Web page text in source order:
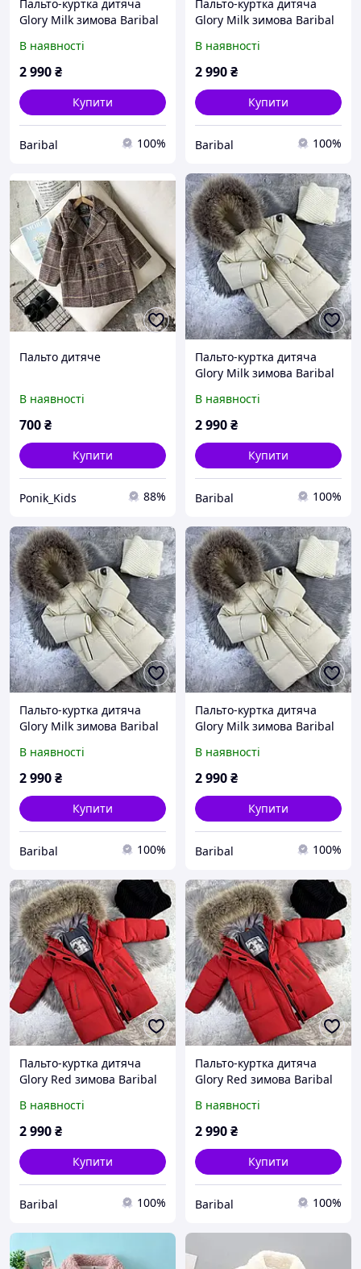
Пальто-куртка дитяча
Glory Milk зимова Baribal
В наявності
2 990₴
Купити
Baribal 100%
Пальто-куртка дитяча
Glory Milk зимова Baribal
В наявності
2 990₴
Купити
Baribal 100%
Пальто дитяче
В наявності
700₴
Купити
Ponik_Kids 88%
Пальто-куртка дитяча
Glory Milk зимова Baribal
В наявності
2 990₴
Купити
Baribal 100%
Пальто-куртка дитяча
Glory Milk зимова Baribal
В наявності
2 990₴
Купити
Baribal 100%
Пальто-куртка дитяча
Glory Milk зимова Baribal
В наявності
2 990₴
Купити
Baribal 100%
Пальто-куртка дитяча
Glory Red зимова Baribal
В наявності
2 990₴
Купити
Baribal 100%
Пальто-куртка дитяча
Glory Red зимова Baribal
В наявності
2 990₴
Купити
Baribal 100%